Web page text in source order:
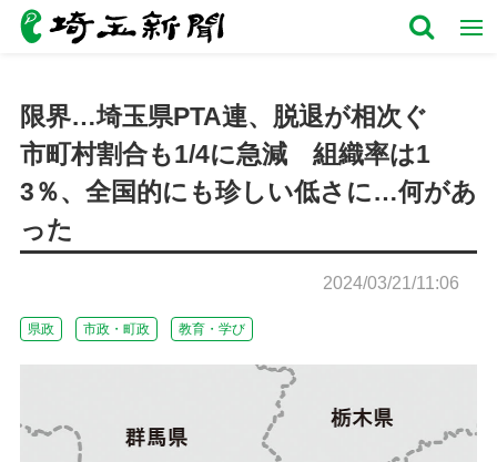
限界…埼玉県PTA連、脱退が相次ぐ
市町村割合も1/4に急減 組織率は1
3％、全国的にも珍しい低さに…何があ
った
2024/03/21/11:06
県政 市政・町政 教育・学び